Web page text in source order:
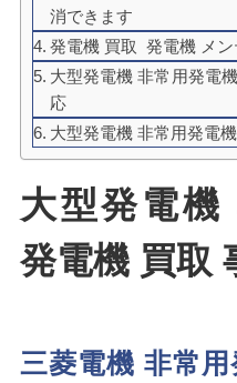
消できます
発電機 買取 発電機 メ
大型発電機 非常用発電
応
大型発電機 非常用発電
大型発電機
発電機 買取
三菱電機 非常